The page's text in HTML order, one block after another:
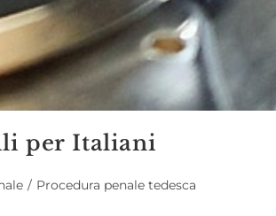
per Italiani
/ Procedura penale tedesca